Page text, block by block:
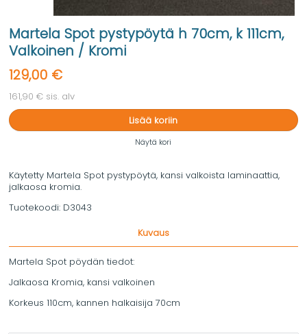
Martela Spot pystypöytä h 70cm, k 111cm,
Valkoinen / Kromi
129,00 €
161,90 € sis. alv
Lisää koriin
Näytä kori
Käytetty Martela Spot pystypöytä, kansi valkoista laminaattia,
jalkaosa kromia.
Tuotekoodi: D3043
Kuvaus
Martela Spot pöydän tiedot:
Jalkaosa Kromia, kansi valkoinen
Korkeus 110cm, kannen halkaisija 70cm